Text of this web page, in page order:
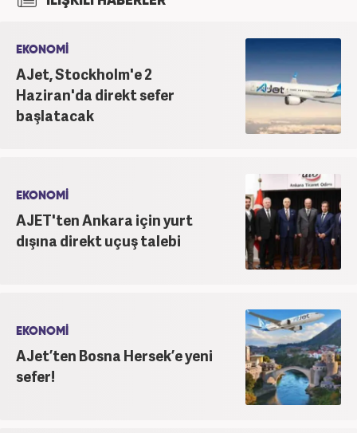
yapmaktadır. Ayrıca günümüz insan ilişkilerinde
inanmakta ve bu değerleri meslek hayatında da ön
planda tutmaktadır.
EKONOMİ
AJet, Stockholm'e 2
Haziran'da direkt sefer
başlatacak
EKONOMİ
AJET'ten Ankara için yurt
dışına direkt uçuş talebi
EKONOMİ
AJet’ten Bosna Hersek’e yeni
sefer!